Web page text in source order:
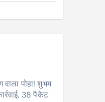
पोहा! शुभम
38 पैकेट